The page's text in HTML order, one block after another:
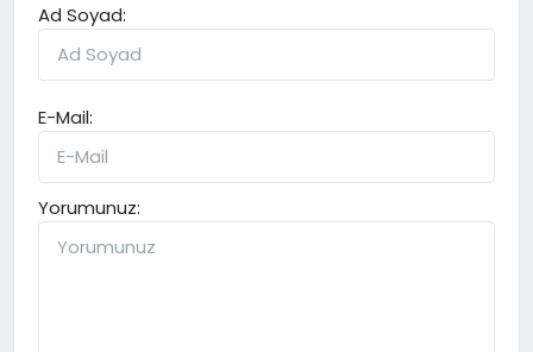
Ad Soyad:
E-Mail:
Yorumunuz: